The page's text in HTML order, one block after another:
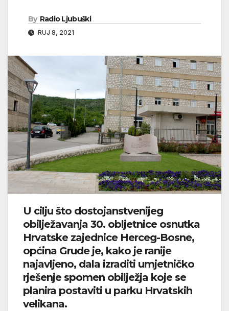
By Radio Ljubuški
RUJ 8, 2021
U cilju što dostojanstvenijeg
obilježavanja 30. obljetnice osnutka
Hrvatske zajednice Herceg-Bosne,
općina Grude je, kako je ranije
najavljeno, dala izraditi umjetničko
rješenje spomen obilježja koje se
planira postaviti u parku Hrvatskih
velikana.